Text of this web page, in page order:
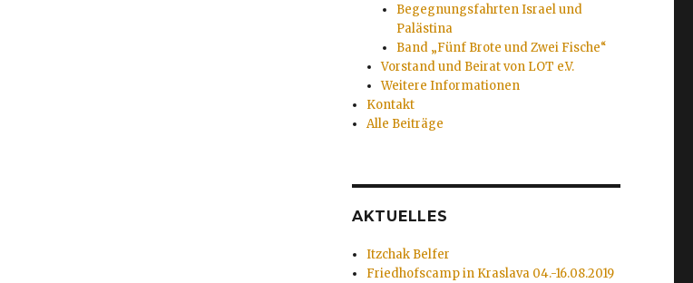
Begegnungsfahrten Israel und
Palästina
Band „Fünf Brote und Zwei Fische“
Vorstand und Beirat von LOT e.V.
Weitere Informationen
Kontakt
Alle Beiträge
AKTUELLES
Itzchak Belfer
Friedhofscamp in Kraslava 04.-16.08.2019